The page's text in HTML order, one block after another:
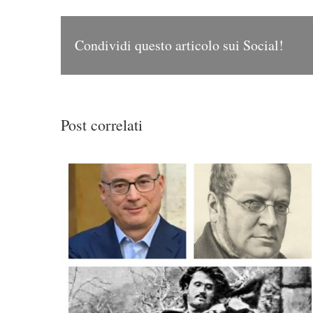
Condividi questo articolo sui Social!
Post correlati